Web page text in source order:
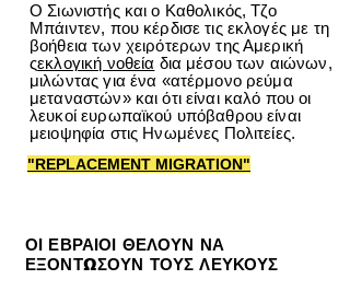
Ο Σιωνιστής και ο Καθολικός, Τζο
Μπάιντεν, που κέρδισε τις εκλογές με τη
βοήθεια των χειρότερων της Αμερική
ςεκλογική νοθεία δια μέσου των αιώνων,
μιλώντας για ένα «ατέρμονο ρεύμα
μεταναστών» και ότι είναι καλό που οι
λευκοί ευρωπαϊκού υπόβαθρου είναι
μειοψηφία στις Ηνωμένες Πολιτείες.
"REPLACEMENT MIGRATION"
ΟΙ ΕΒΡΑΙΟΙ ΘΕΛΟΥΝ ΝΑ
ΕΞΟΝΤΩΣΟΥΝ ΤΟΥΣ ΛΕΥΚΟΥΣ